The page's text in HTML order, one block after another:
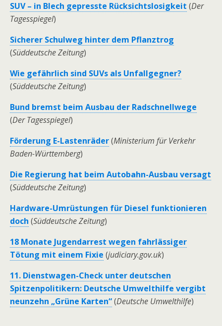
SUV – in Blech gepresste Rücksichtslosigkeit (Der
Tagesspiegel)
Sicherer Schulweg hinter dem Pflanztrog
(Süddeutsche Zeitung)
Wie gefährlich sind SUVs als Unfallgegner?
(Süddeutsche Zeitung)
Bund bremst beim Ausbau der Radschnellwege
(Der Tagesspiegel)
Förderung E-Lastenräder(Ministerium für Verkehr
Baden-Württemberg)
Die Regierung hat beim Autobahn-Ausbau versagt
(Süddeutsche Zeitung)
Hardware-Umrüstungen für Diesel funktionieren
doch (Süddeutsche Zeitung)
18 Monate Jugendarrest wegen fahrlässiger
Tötung mit einem Fixie (judiciary.gov.uk)
11. Dienstwagen-Check unter deutschen
Spitzenpolitikern: Deutsche Umwelthilfe vergibt
neunzehn „Grüne Karten“(Deutsche Umwelthilfe)